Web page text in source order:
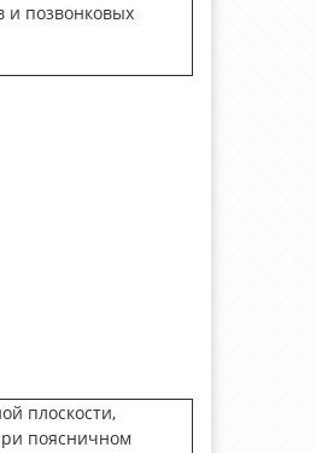
и позвонковых
плоскости,
поясничном